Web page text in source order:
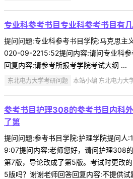
专业科参考书目专业科参考书目有
提问问题:专业科参考书目学院:马克思
020-09-2215:52提问内容:请问专业科参
回复内容:请参考所报考学院考试大纲 ...
东北电力大学考研问题 本站小编 东北电力
参考书目护理308的参考书目内科
了第
提问问题:参考书目学院:护理学院提问
9:07提问内容:老师您好，请问护理308
第7版，导论改成了第5版。考试时更改
5版吗？谢谢老师回答回复内容:不提供试